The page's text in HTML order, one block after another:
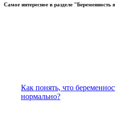
Самое интересное в разделе "Беременность
Как понять, что
нормально?